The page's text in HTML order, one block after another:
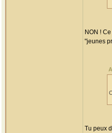
NON !
"jeunes
Tu peux